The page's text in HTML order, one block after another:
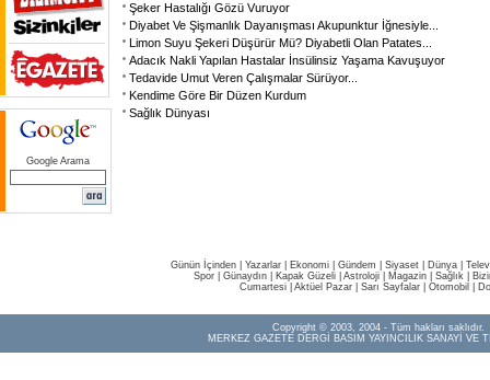
Google Arama
Şeker Hastalığı Gözü Vuruyor
Diyabet Ve Şişmanlık Dayanışması Akupunktur İğnesiyle
Limon Suyu Şekeri Düşürür Mü? Diyabetli Olan Patates
Adacık Nakli Yapılan Hastalar İnsülinsiz Yaşama Kavuşuyor
Tedavide Umut Veren Çalışmalar Sürüyor...
Kendime Göre Bir Düzen Kurdum
Sağlık Dünyası
Günün İçinden Yazarlar Ekonomi Gündem Siyaset Dünya |
Spor
Günaydın Kapak Güzeli Astroloji Magazin Sağlık
Cumartesi| Aktüel Pazar| Sarı Sayfalar| Otomobil
Copyright © 2003, 2004 - Tüm hakları saklıdır.
MERKEZ GAZETE DERGİ BASIM YAYINCILIK SANAYİ VE